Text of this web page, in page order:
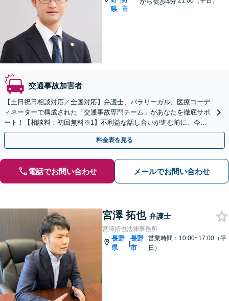
県
市
交通事故加害者
【土日祝日相談対応／全国対応】弁護士、パラリーガル、医療コーデ
ィネーターで構成された「交通事故専門チーム」があなたを徹底サポ
ート！【相談料：初回無料※1】不利益な話し合いが進む前に、今す
ぐ相談！
料金表を見る
電話でお問い合わせ メールでお問い合わせ
宮澤 拓也 弁護士
宮澤拓也法律事務所
長野
県
|
長野
市
営業時間：10:00~17:00（平
日）